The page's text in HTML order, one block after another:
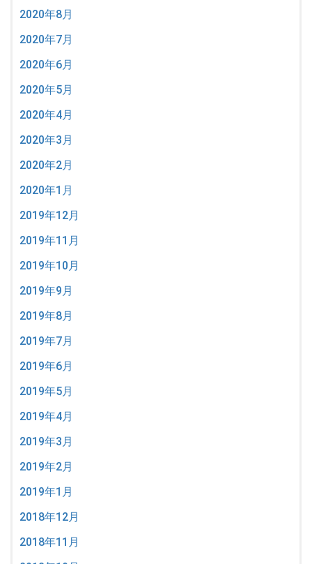
2020年8月
2020年7月
2020年6月
2020年5月
2020年4月
2020年3月
2020年2月
2020年1月
2019年12月
2019年11月
2019年10月
2019年9月
2019年8月
2019年7月
2019年6月
2019年5月
2019年4月
2019年3月
2019年2月
2019年1月
2018年12月
2018年11月